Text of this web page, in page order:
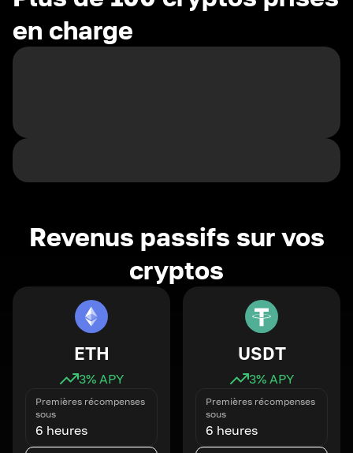
en charge
Revenus passifs sur vos
cryptos
ETH
3% APY
Premières récompenses
sous
6 heures
USDT
3% APY
Premières récompenses
sous
6 heures